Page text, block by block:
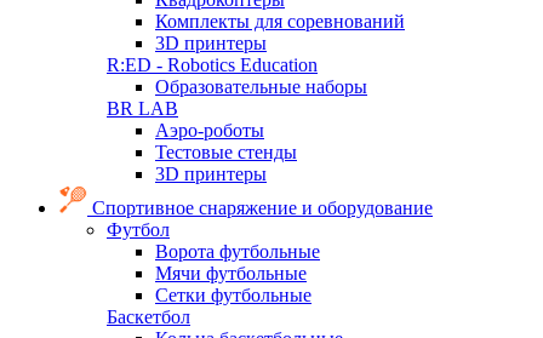
Комплекты для соревнований
3D принтеры
R:ED - Robotics Education
Образовательные наборы
BR LAB
Аэро-роботы
Тестовые стенды
3D принтеры
Спортивное снаряжение и оборудование
Футбол
Ворота футбольные
Мячи футбольные
Сетки футбольные
Баскетбол